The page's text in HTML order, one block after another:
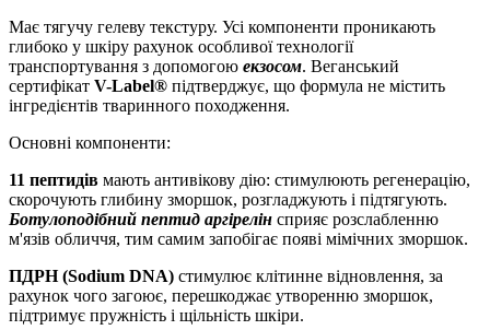
Має тягучу гелеву текстуру. Усі компоненти проникають
глибоко у шкіру рахунок особливої технології
транспортування з допомогою екзосом. Веганський
сертифікат V-Label® підтверджує, що формула не містить
інгредієнтів тваринного походження.
Основні компоненти:
11 пептидів мають антивікову дію: стимулюють регенерацію,
скорочують глибину зморшок, розгладжують і підтягують.
Ботулоподібний пептид аргірелін сприяє розслабленню
м'язів обличчя, тим самим запобігає появі мімічних зморшок.
ПДРН (Sodium DNA) стимулює клітинне відновлення, за
рахунок чого загоює, перешкоджає утворенню зморшок,
підтримує пружність і щільність шкіри.